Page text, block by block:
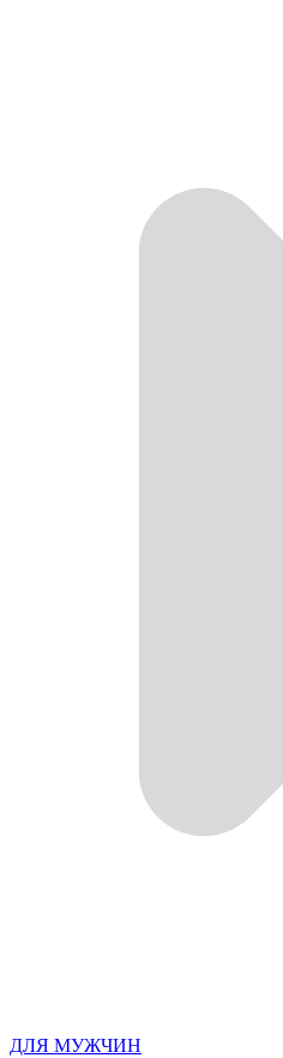
ДЛЯ МУЖЧИН